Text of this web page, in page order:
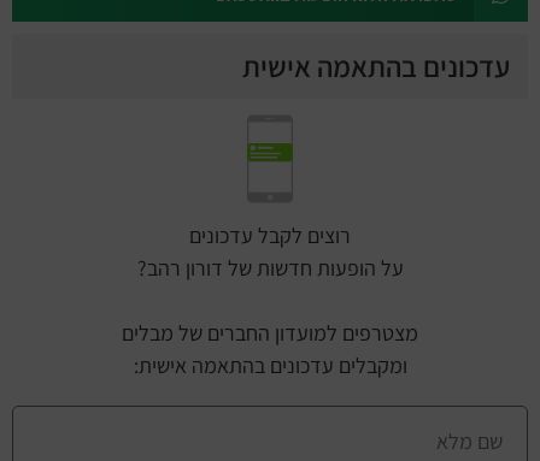
עדכונים בהתאמה אישית
רוצים לקבל עדכונים
על הופעות חדשות של דורון רהב?
מצטרפים למועדון החברים של מבלים
ומקבלים עדכונים בהתאמה אישית: